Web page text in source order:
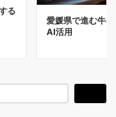
る
愛媛県で進む牛
AI活用